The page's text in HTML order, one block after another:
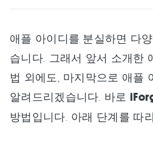
애플 아이디를 분실하면 다
습니다. 그래서 앞서 소개한
법 외에도, 마지막으로 애플
알려드리겠습니다. 바로
방법입니다. 아래 단계를 따